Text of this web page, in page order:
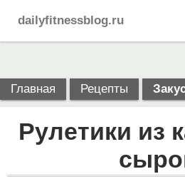
dailyfitnessblog.ru
Главная Рецепты
Рулетики из